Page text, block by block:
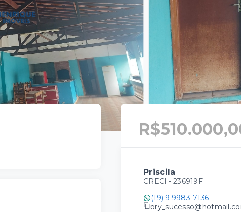
Priscila
CRECI - 236919F
(19) 9 9983-7136